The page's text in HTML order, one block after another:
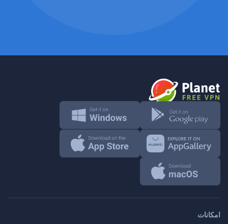
امکانات